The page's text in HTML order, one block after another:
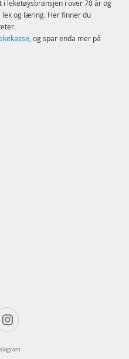
leketøysbransjen i over 70 år og
og læring. Her finner du
, og spar enda mer på